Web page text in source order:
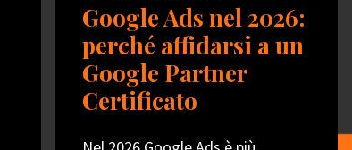
Google Ads nel 2026:
perché affidarsi a un
Google Partner
Certificato